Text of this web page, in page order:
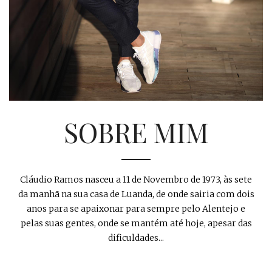
SOBRE MIM
Cláudio Ramos nasceu a 11 de Novembro de 1973, às sete
da manhã na sua casa de Luanda, de onde sairia com dois
anos para se apaixonar para sempre pelo Alentejo e
pelas suas gentes, onde se mantém até hoje, apesar das
dificuldades...